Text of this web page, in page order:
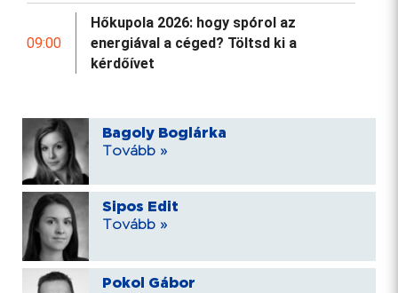
09:00
Hőkupola 2026: hogy spórol az
energiával a céged? Töltsd ki a
kérdőívet
Bagoly Boglárka
Tovább »
Sipos Edit
Tovább »
Pokol Gábor